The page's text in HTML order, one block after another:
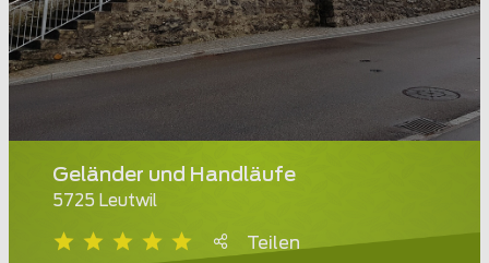
Geländer und Handläufe
5725 Leutwil
Teilen